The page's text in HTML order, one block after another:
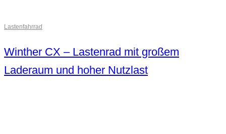
Lastenfahrrad
Winther CX – Lastenrad mit großem
Laderaum und hoher Nutzlast